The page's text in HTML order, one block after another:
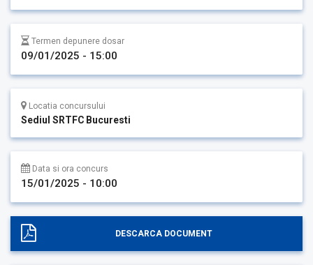
Termen depunere dosar
09/01/2025 - 15:00
Locatia concursului
Sediul SRTFC Bucuresti
Data si ora concurs
15/01/2025 - 10:00
DESCARCA DOCUMENT